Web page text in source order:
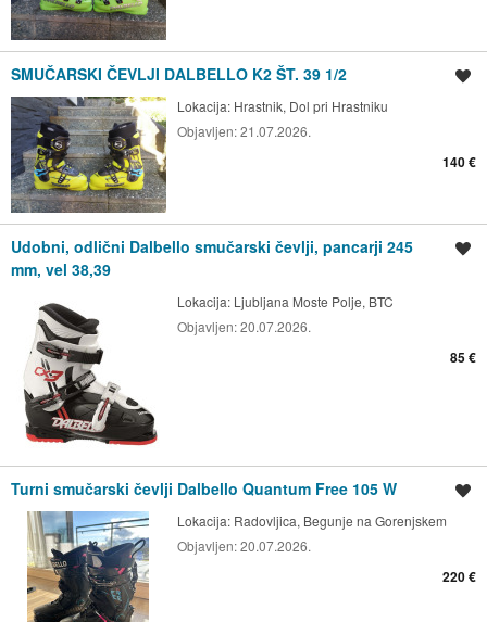
SMUČARSKI ČEVLJI DALBELLO K2 ŠT. 39 1/2
Lokacija: Hrastnik, Dol pri Hrastniku
Objavljen:21.07.2026.
140 €
Udobni, odlični Dalbello smučarski čevlji, pancarji 245
mm, vel 38,39
Lokacija: Ljubljana Moste Polje, BTC
Objavljen:20.07.2026.
85 €
Turni smučarski čevlji Dalbello Quantum Free 105 W
Lokacija: Radovljica, Begunje na Gorenjskem
Objavljen:20.07.2026.
220 €